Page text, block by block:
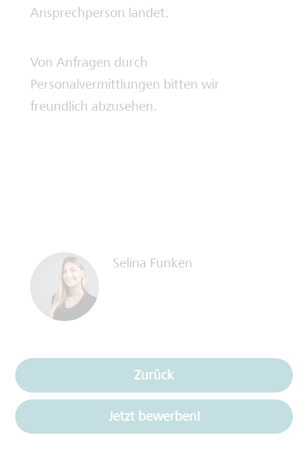
Ansprechperson landet.
Von Anfragen durch
Personalvermittlungen bitten wir
freundlich abzusehen.
Selina Funken
Zurück
Jetzt bewerben!